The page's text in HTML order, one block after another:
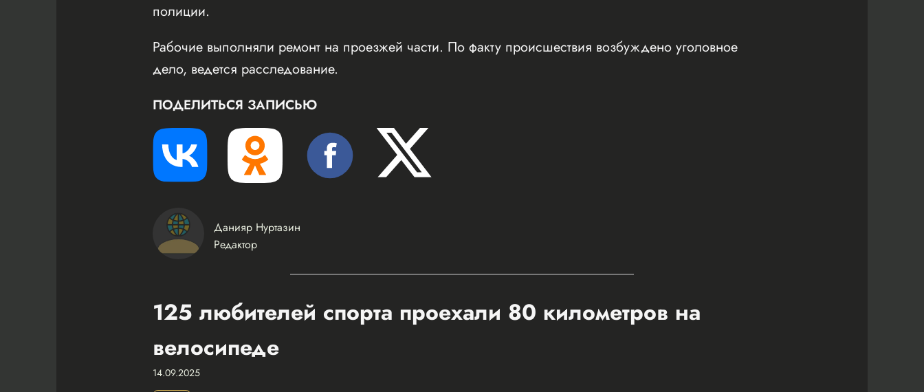
полиции.
Рабочие выполняли ремонт на проезжей части. По факту происшествия возбуждено уголовное
дело, ведется расследование.
ПОДЕЛИТЬСЯ ЗАПИСЬЮ
Данияр Нуртазин
Редактор
125 любителей спорта проехали 80 километров на
велосипеде
14.09.2025